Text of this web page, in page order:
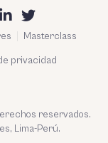
Masterclass
privacidad
reservados.
Lima-Perú.